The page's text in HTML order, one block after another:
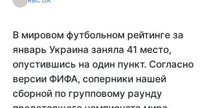
В мировом футбольном рейтинге за
январь Украина заняла 41 место,
опустившись на один пункт. Согласно
версии ФИФА, соперники нашей
сборной по групповому раунду